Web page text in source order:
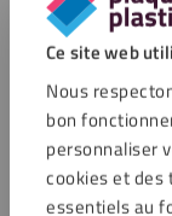
Ce site web
Nous
bon
personnaliser
cookies et des
essentiels au
transformation
intérieur.
Convient
d’affichage, la
construction.
Fonctionne
construction,